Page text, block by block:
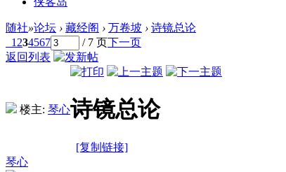
随社»论坛 › 藏经阁 › 万卷坡 › 诗镜总论
1 234567 / 7 页下一页
返回列表
楼主: 琴心诗镜总论
[复制链接]
琴心